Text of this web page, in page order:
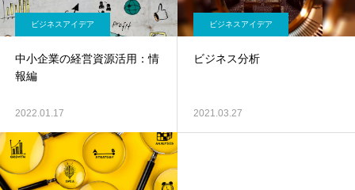
ビジネスアイデア
中小企業の経営資源活用：情
報編
2022.01.17
ビジネスアイデア
ビジネス分析
2021.03.27